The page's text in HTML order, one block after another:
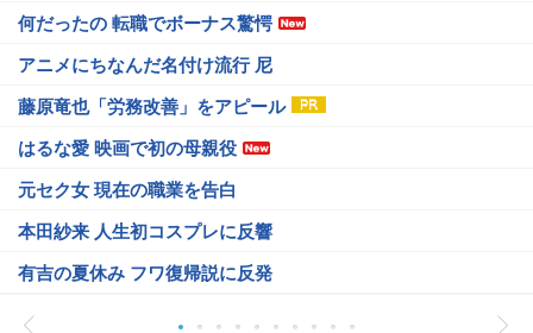
何だったの 転職でボーナス驚愕
アニメにちなんだ名付け流行 尼
藤原竜也「労務改善」をアピール
はるな愛 映画で初の母親役
元セク女 現在の職業を告白
本田紗来 人生初コスプレに反響
有吉の夏休み フワ復帰説に反発